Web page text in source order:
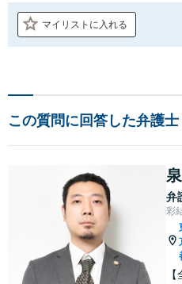
マイリストに入れる
この質問に回答した弁護士
弁
彩